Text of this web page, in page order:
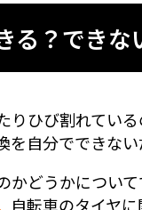
る？できな
りひび割れてい
自分でできな
どうかについて
自転車のタイヤ